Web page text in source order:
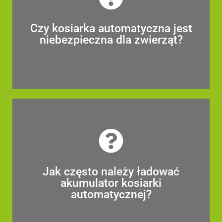
ekologicznych.
Czy kosiarka automatyczna jest
niebezpieczna dla zwierząt?
Czy kosiarka automatyczna jest
niebezpieczna dla zwierząt?
Robot koszący wstrzymuje swoją pracę w pobliżu zwierząt i ludzi.
Jak często należy ładować
akumulator kosiarki
automatycznej?